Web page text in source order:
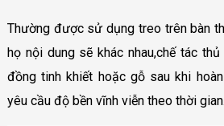
Thường được sử dụng treo trên bàn
họ nội dung sẽ khác nhau,chế tác
đồng tinh khiết hoặc gỗ sau khi
yêu cầu độ bền vĩnh viễn theo thời gian.